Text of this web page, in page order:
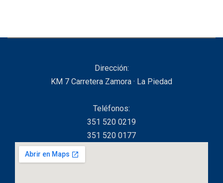
Dirección:
KM 7 Carretera Zamora · La Piedad
Teléfonos:
351 520 0219
351 520 0177